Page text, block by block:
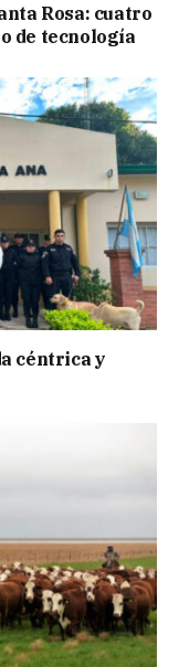
Rosa: cuatro
de tecnología
céntrica y